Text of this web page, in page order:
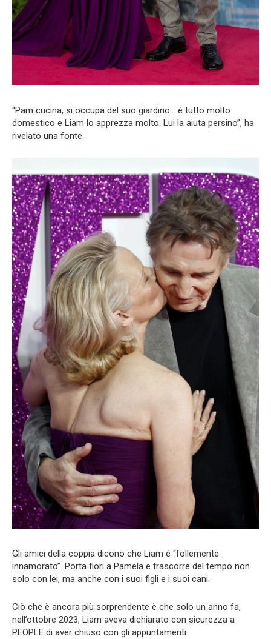
“Pam cucina, si occupa del suo giardino… è tutto molto
domestico e Liam lo apprezza molto. Lui la aiuta persino”, ha
rivelato una fonte.
Gli amici della coppia dicono che Liam è “follemente
innamorato”. Porta fiori a Pamela e trascorre del tempo non
solo con lei, ma anche con i suoi figli e i suoi cani.
Ciò che è ancora più sorprendente è che solo un anno fa,
nell’ottobre 2023, Liam aveva dichiarato con sicurezza a
PEOPLE di aver chiuso con gli appuntamenti.